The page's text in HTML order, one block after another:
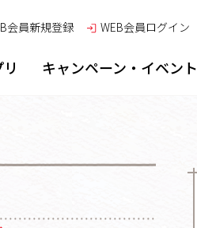
会員新規登録 WEB会員ログイン
キャンペーン・イベント